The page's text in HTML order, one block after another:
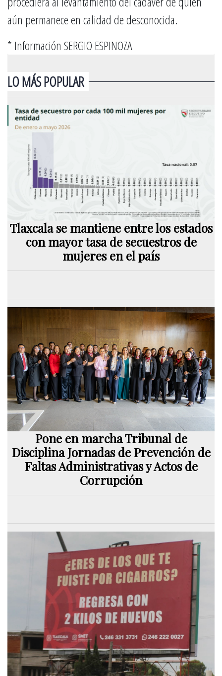
aún permanece en calidad de desconocida.
* Información SERGIO ESPINOZA
LO MÁS POPULAR
Tlaxcala se mantiene entre los estados
con mayor tasa de secuestros de
mujeres en el país
Pone en marcha Tribunal de
Disciplina Jornadas de Prevención de
Faltas Administrativas y Actos de
Corrupción